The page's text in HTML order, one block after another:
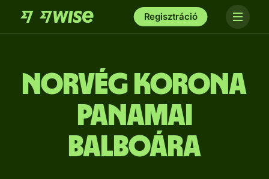
Regisztráció
norvég korona
panamai
balboára